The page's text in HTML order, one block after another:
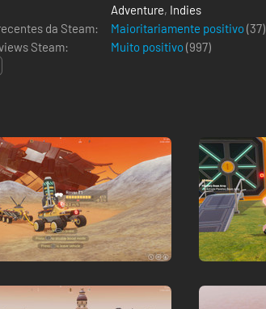
Adventure, Indies
da Steam:
Maioritariamente positivo(37)
Steam:
Muito positivo(997)